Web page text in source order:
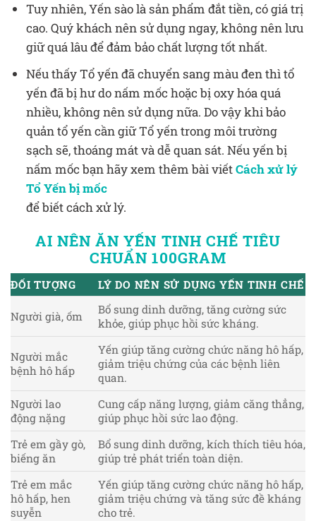
Tuy nhiên, Yến sào là sản phẩm đắt tiền, có giá trị
cao. Quý khách nên sử dụng ngay, không nên lưu
giữ quá lâu để đảm bảo chất lượng tốt nhất.
Nếu thấy Tổ yến đã chuyển sang màu đen thì tổ
yến đã bị hư do nấm mốc hoặc bị oxy hóa quá
nhiều, không nên sử dụng nữa. Do vậy khi bảo
quản tổ yến cần giữ Tổ yến trong môi trường
sạch sẽ, thoáng mát và dễ quan sát. Nếu yến bị
nấm mốc bạn hãy xem thêm bài viếtCách xử lý
Tổ Yến bị mốc
để biết cách xử lý.
AI NÊN ĂN YẾN TINH CHẾ TIÊU
CHUẨN 100GRAM
ĐỐI TƯỢNG LÝ DO NÊN SỬ DỤNG YẾN TINH CHẾ
Người già, ốm
Bổ sung dinh dưỡng, tăng cường sức
khỏe, giúp phục hồi sức kháng.
Người mắc
bệnh hô hấp
Yến giúp tăng cường chức năng hô hấp,
giảm triệu chứng của các bệnh liên
quan.
Người lao
động nặng
Cung cấp năng lượng, giảm căng thẳng,
giúp phục hồi sức lao động.
Trẻ em gầy gò,
biếng ăn
Bổ sung dinh dưỡng, kích thích tiêu hóa,
giúp trẻ phát triển toàn diện.
Trẻ em mắc
hô hấp, hen
suyễn
Yến giúp tăng cường chức năng hô hấp,
giảm triệu chứng và tăng sức đề kháng
cho trẻ.